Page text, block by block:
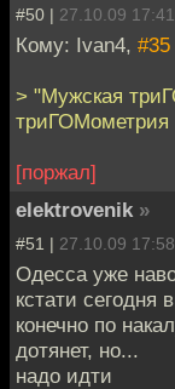
#50 | 27.10.09 17:41
Кому: Ivan4, #35
> "Мужская
триГОМометрия
[поржал]
elektrovenik »
#51 | 27.10.09 17:58
Одесса уже
кстати сегодня
конечно по
дотянет, но...
надо идти